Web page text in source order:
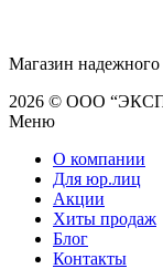
Магазин
2026 © ООО
Меню
О компании
Для юр.лиц
Акции
Хиты продаж
Блог
Контакты